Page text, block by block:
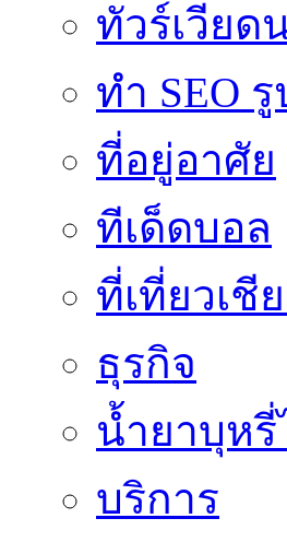
ทัวร์เวียด
ทำ SEO
ที่อยู่อาศัย
ทีเด็ดบอล
ที่เที่ยวเชี
ธุรกิจ
น้ำยาบุห
บริการ